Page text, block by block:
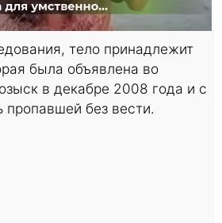
тело принадлежит
была объявлена во
в декабре 2008 года и с
пропавшей без вести.